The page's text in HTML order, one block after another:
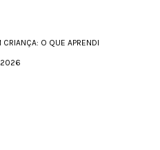
O QUE APRENDI
2026